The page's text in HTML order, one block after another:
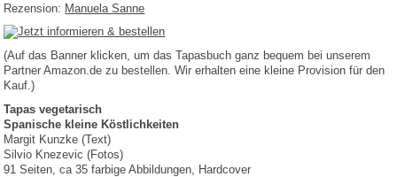
Rezension: Manuela Sanne
(Auf das Banner klicken, um das Tapasbuch ganz bequem bei unserem
Partner Amazon.de zu bestellen. Wir erhalten eine kleine Provision für den
Kauf.)
Tapas vegetarisch
Spanische kleine Köstlichkeiten
Margit Kunzke (Text)
Silvio Knezevic (Fotos)
91 Seiten, ca 35 farbige Abbildungen, Hardcover